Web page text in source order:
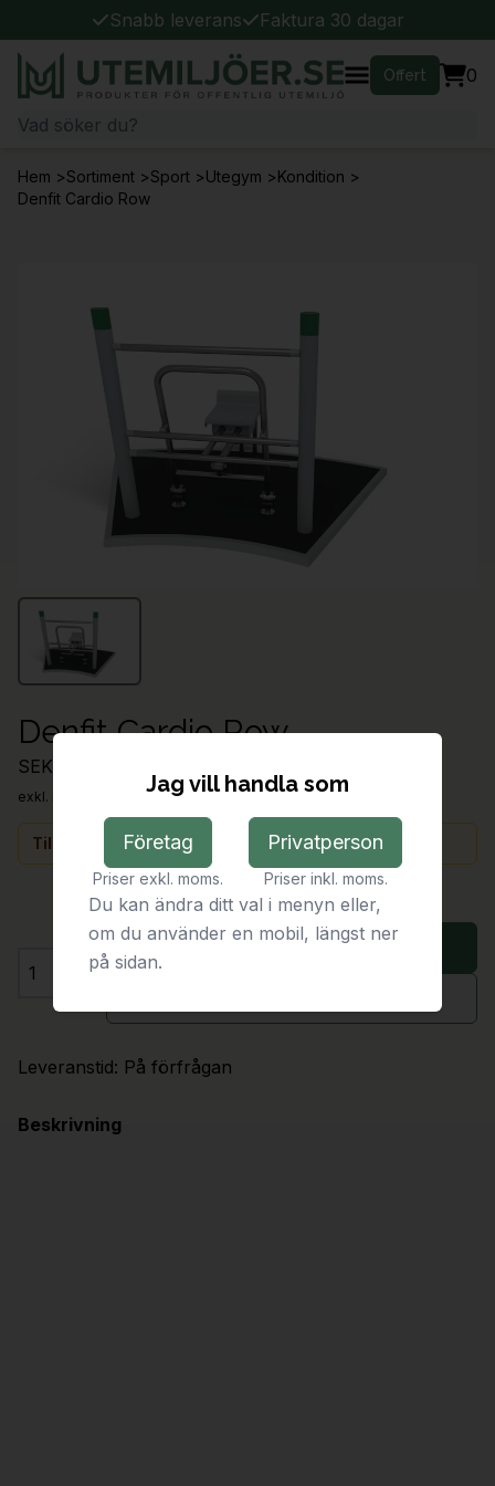
Snabb leverans Faktura 30 dagar
Offert 0
Hem >Sortiment >Sport >Utegym >Kondition >
Denfit Cardio Row
Denfit Cardio Row
SEK 92,537.00
exkl. moms
Tillfälligt slut
Antal
Tillfälligt slut
Leveranstid: På förfrågan
Beskrivning
Jag vill handla som
Företag
Priser exkl. moms.
Privatperson
Priser inkl. moms.
Du kan ändra ditt val i menyn eller,
om du använder en mobil, längst ner
på sidan.